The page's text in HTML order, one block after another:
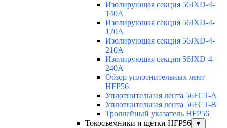
Изолирующая секция 56JXD-4-
140A
Изолирующая секция 56JXD-4-
170A
Изолирующая секция 56JXD-4-
210A
Изолирующая секция 56JXD-4-
240A
Обзор уплотнительных лент
HFP56
Уплотнительная лента 56FCT-A
Уплотнительная лента 56FCT-B
Троллейный указатель HFP56
Токосъемники и щетки HFP56
▼